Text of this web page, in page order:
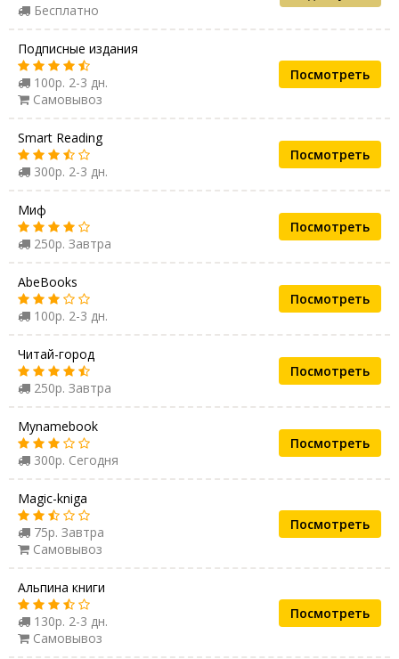
Бесплатно
Подписные издания
100р. 2-3 дн.
Самовывоз
Посмотреть
Smart Reading
300р. 2-3 дн.
Посмотреть
Миф
250р. Завтра
Посмотреть
AbeBooks
100р. 2-3 дн.
Посмотреть
Читай-город
250р. Завтра
Посмотреть
Mynamebook
300р. Сегодня
Посмотреть
Magic-kniga
75р. Завтра
Самовывоз
Посмотреть
Альпина книги
130р. 2-3 дн.
Самовывоз
Посмотреть